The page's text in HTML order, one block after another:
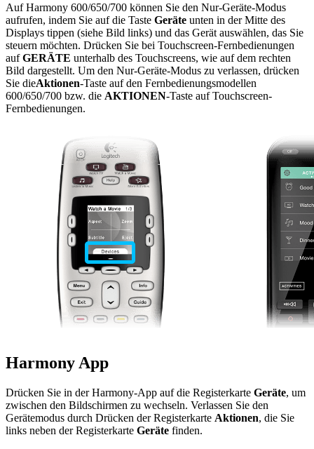
Auf Harmony 600/650/700 können Sie den Nur-Geräte-Modus
aufrufen, indem Sie auf die Taste Geräte unten in der Mitte des
Displays tippen (siehe Bild links) und das Gerät auswählen, das Sie
steuern möchten. Drücken Sie bei Touchscreen-Fernbedienungen
aufGERÄTE unterhalb des Touchscreens, wie auf dem rechten
Bild dargestellt. Um den Nur-Geräte-Modus zu verlassen, drücken
Sie dieAktionen-Taste auf den Fernbedienungsmodellen
600/650/700 bzw. die AKTIONEN-Taste auf Touchscreen-
Fernbedienungen.
Harmony App
Drücken Sie in der Harmony-App auf die Registerkarte Geräte, um
zwischen den Bildschirmen zu wechseln. Verlassen Sie den
Gerätemodus durch Drücken der Registerkarte Aktionen, die Sie
links neben der Registerkarte Geräte finden.